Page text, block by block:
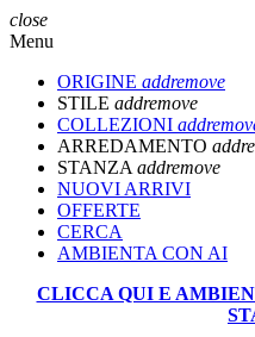
close
Menu
ORIGINE addremove
STILE addremove
COLLEZIONI add
ARREDAMENTO add
STANZA addremove
NUOVI ARRIVI
OFFERTE
CERCA
AMBIENTA CON AI
CLICCA QUI E